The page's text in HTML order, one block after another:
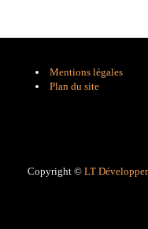
Mentions légales
Plan du site
Copyright © LT